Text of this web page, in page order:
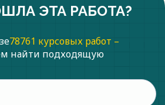
ЭТА РАБОТА?
78761 курсовых работ –
найти подходящую